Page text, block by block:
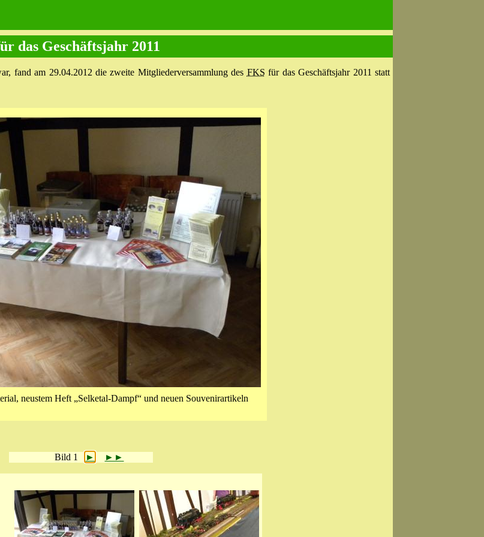
das Geschäftsjahr 2011
fand am 29.04.2012 die zweite Mitgliederversammlung des FKS für das Geschäftsjahr 2011 statt
neustem Heft „Selketal-Dampf“ und neuen Souvenirartikeln
Bild 1 ► ►►